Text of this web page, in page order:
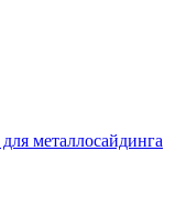
металлосайдинга